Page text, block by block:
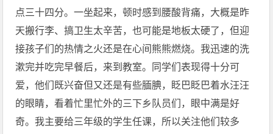
点三十四分。一坐起来，顿时感到腰酸背痛，大概是昨
天搬行李、搞卫生太辛苦，也可能是地板太硬了，但迎
接孩子们的热情之火还是在心间熊熊燃烧。我迅速的洗
漱完并吃完早餐后，来到教室。同学们表现得十分可
爱，他们既兴奋但又还是有些腼腆，眨巴眨巴着水汪汪
的眼睛，看着忙里忙外的三下乡队员们，眼中满是好
奇。我主要给三年级的学生任课，所以关注他们较多